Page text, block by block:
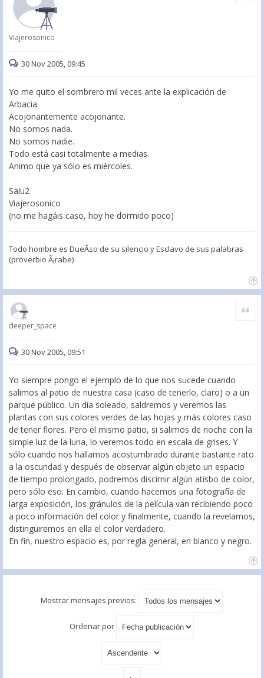
Viajerosonico
30 Nov 2005, 09:45
Yo me quito el sombrero mil veces ante la explicación de
Arbacia.
Acojonantemente acojonante.
No somos nada.
No somos nadie.
Todo está casi totalmente a medias.
Animo que ya sólo es miércoles.
Salu2
Viajerosonico
(no me hagáis caso, hoy he dormido poco)
Todo hombre es DueÃ±o de su silencio y Esclavo de sus palabras
(proverbio Ã¡rabe)
deeper_space
Citar
30 Nov 2005, 09:51
Yo siempre pongo el ejemplo de lo que nos sucede cuando
salimos al patio de nuestra casa (caso de tenerlo, claro) o a un
parque público. Un día soleado, saldremos y veremos las
plantas con sus colores verdes de las hojas y más colores caso
de tener flores. Pero el mismo patio, si salimos de noche con la
simple luz de la luna, lo veremos todo en escala de grises. Y
sólo cuando nos hallamos acostumbrado durante bastante rato
a la oscuridad y después de observar algún objeto un espacio
de tiempo prolongado, podremos discirnir algún atisbo de color,
pero sólo eso. En cambio, cuando hacemos una fotografía de
larga exposición, los gránulos de la película van recibiendo poco
a poco información del color y finalmente, cuando la revelamos,
distinguiremos en ella el color verdadero.
En fin, nuestro espacio es, por regla general, en blanco y negro.
Mostrar mensajes previos:
Ordenar por